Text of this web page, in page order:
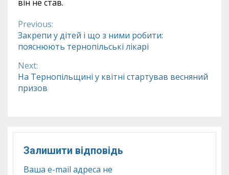
він не став.
Continue
Reading
Previous:
Закрепи у дітей і що з ними робити:
пояснюють тернопільські лікарі
Next:
На Тернопільщині у квітні стартував весняний
призов
Залишити відповідь
Ваша e-mail адреса не